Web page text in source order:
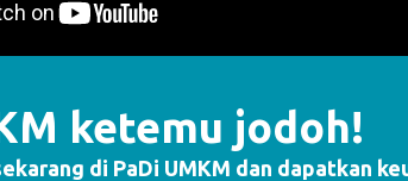
ketemu jodoh!
di PaDi UMKM dan dapatkan